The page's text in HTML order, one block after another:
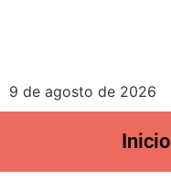
9 de agosto de 2026
Inicio